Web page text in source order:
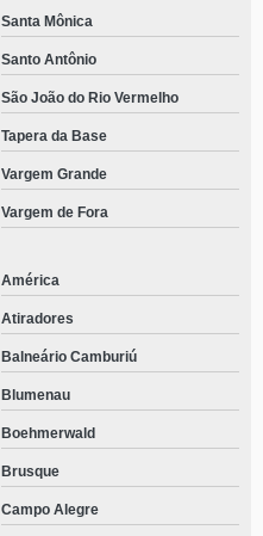
Santa Mônica
Santo Antônio
São João do Rio Vermelho
Tapera da Base
Vargem Grande
Vargem de Fora
América
Atiradores
Balneário Camburiú
Blumenau
Boehmerwald
Brusque
Campo Alegre